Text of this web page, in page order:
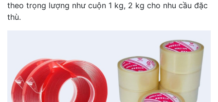
theo trọng lượng như cuộn 1 kg, 2 kg cho nhu cầu đặc
thù.